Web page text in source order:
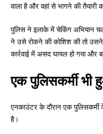
वाला है और वहां से भागने की तैयारी
पुलिस ने इलाके में चेकिंग अभियान
ने उसे रोकने की कोशिश की तो
कार्रवाई में असद घायल हो गया और
एक पुलिसकर्मी भी
एनकाउंटर के दौरान एक
है।